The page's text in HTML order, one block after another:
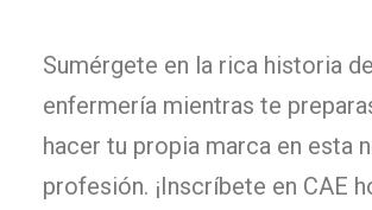
Sumérgete en la rica historia
enfermería mientras te
hacer tu propia marca en esta
profesión. ¡Inscríbete en CAE